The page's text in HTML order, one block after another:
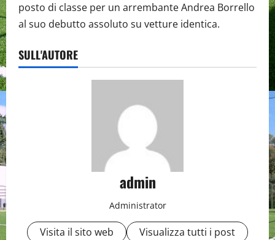
posto di classe per un arrembante Andrea Borrello
al suo debutto assoluto su vetture identica.
SULL'AUTORE
admin
Administrator
Visita il sito web Visualizza tutti i post